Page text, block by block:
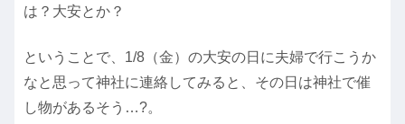
は？大安とか？
ということで、1/8（金）の大安の日に夫婦で行こうか
なと思って神社に連絡してみると、その日は神社で催
し物があるそう…?。